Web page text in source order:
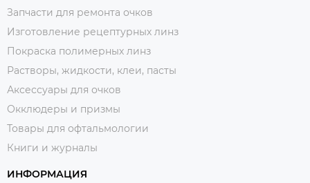
Запчасти для ремонта очков
Изготовление рецептурных линз
Покраска полимерных линз
Растворы, жидкости, клеи, пасты
Аксессуары для очков
Окклюдеры и призмы
Товары для офтальмологии
Книги и журналы
ИНФОРМАЦИЯ